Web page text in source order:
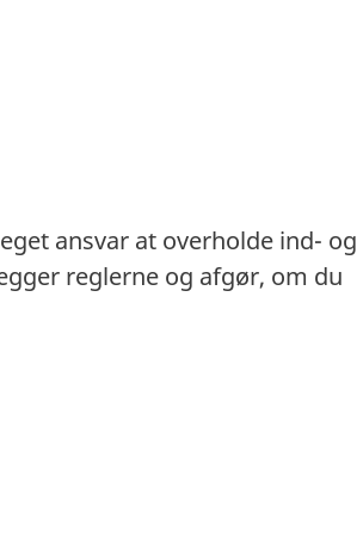
ansvar at overholde ind- og
reglerne og afgør, om du